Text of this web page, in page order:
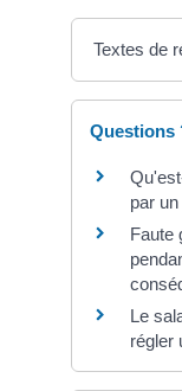
Textes de
Questions
par
Faute
Le
régler